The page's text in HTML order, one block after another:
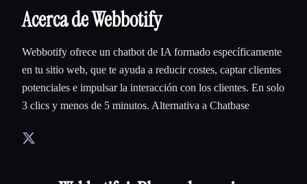
Acerca de Webbotify
Webbotify ofrece un chatbot de IA formado específicamente
en tu sitio web, que te ayuda a reducir costes, captar clientes
potenciales e impulsar la interacción con los clientes. En solo
3 clics y menos de 5 minutos. Alternativa a Chatbase